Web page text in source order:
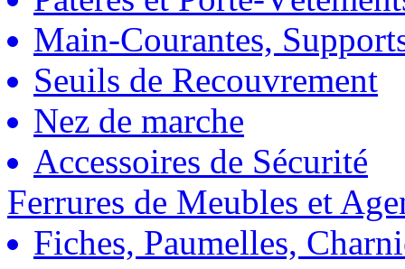
Main-Courantes,
Seuils de Recouvrement
Nez de marche
Accessoires de Sécurité
Ferrures de Meubles et
Fiches, Paumelles,